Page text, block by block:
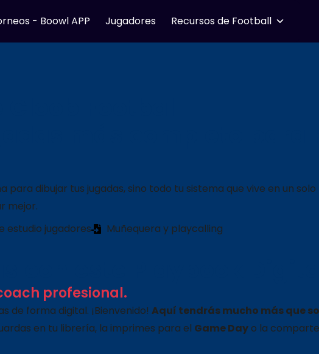
- Boowl APP Jugadores Recursos de Football
dibujar tus jugadas, sino todo tu sistema que vive en un solo
mejor.
estudio jugadores Muñequera y playcalling
profesional.
de forma digital. ¡Bienvenido! Aquí tendrás mucho más que
en tu librería, la imprimes para el Game Day o la